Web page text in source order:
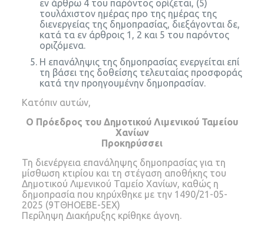
εν άρθρω 4 του παρόντος ορίζεται, (5)
τουλάχιστον ημέρας προ της ημέρας της
διενεργείας της δημοπρασίας, διεξάγονται δε,
κατά τα εν άρθροις 1, 2 και 5 του παρόντος
οριζόμενα.
Η επανάληψις της δημοπρασίας ενεργείται επί
τη βάσει της δοθείσης τελευταίας προσφοράς
κατά την προηγουμένην δημοπρασίαν.
Κατόπιν αυτών,
Ο Πρόεδρος του Δημοτικού Λιμενικού Ταμείου
Χανίων
Προκηρύσσει
Τη διενέργεια επανάληψης δημοπρασίας για τη
μίσθωση κτιρίου και τη στέγαση αποθήκης του
Δημοτικού Λιμενικού Ταμείο Χανίων, καθώς η
δημοπρασία που κηρύχθηκε με την 1490/21-05-
2025 (9ΤΘΗΟΕΒΕ-5ΕΧ)
Περίληψη Διακήρυξης κρίθηκε άγονη.